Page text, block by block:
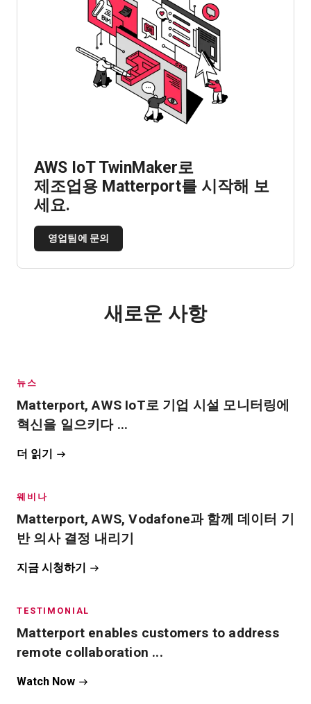
AWS IoT TwinMaker로
제조업용 Matterport를 시작해 보
세요.
영업팀에 문의
새로운 사항
뉴스
Matterport, AWS IoT로 기업 시설 모니터링에
혁신을 일으키다 ...
더 읽기
웨비나
Matterport, AWS, Vodafone과 함께 데이터 기
반 의사 결정 내리기
지금 시청하기
TESTIMONIAL
Matterport enables customers to address
remote collaboration ...
Watch Now